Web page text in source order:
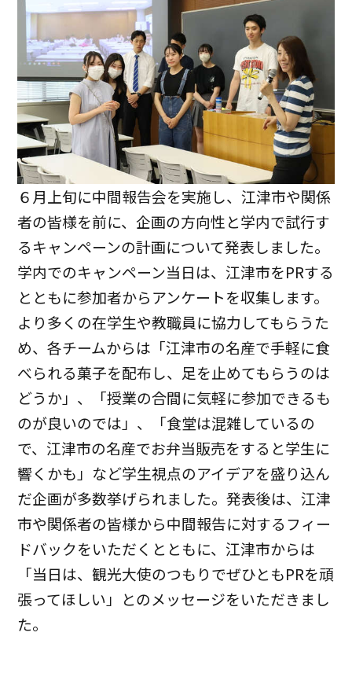
６月上旬に中間報告会を実施し、江津市や関係
者の皆様を前に、企画の方向性と学内で試行す
るキャンペーンの計画について発表しました。
学内でのキャンペーン当日は、江津市をPRする
とともに参加者からアンケートを収集します。
より多くの在学生や教職員に協力してもらうた
め、各チームからは「江津市の名産で手軽に食
べられる菓子を配布し、足を止めてもらうのは
どうか」、「授業の合間に気軽に参加できるも
のが良いのでは」、「食堂は混雑しているの
で、江津市の名産でお弁当販売をすると学生に
響くかも」など学生視点のアイデアを盛り込ん
だ企画が多数挙げられました。発表後は、江津
市や関係者の皆様から中間報告に対するフィー
ドバックをいただくとともに、江津市からは
「当日は、観光大使のつもりでぜひともPRを頑
張ってほしい」とのメッセージをいただきまし
た。